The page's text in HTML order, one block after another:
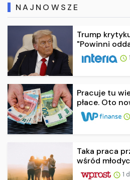
NAJNOWSZE
Trump
"Powinni
Pracuje tu
płace. Oto
Taka praca
wśród
1